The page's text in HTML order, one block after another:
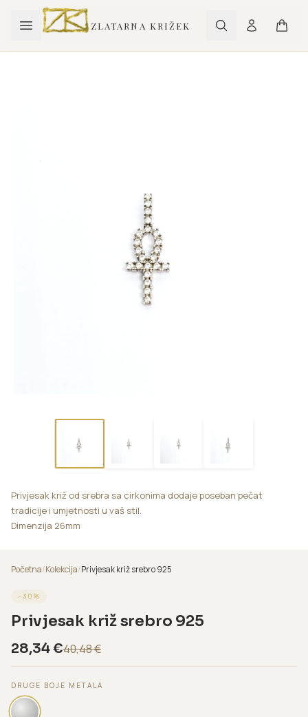
ZLATARNA KRIŽEK
Privjesak križ od srebra sa cirkonima dodaje poseban pečat
tradicije i umjetnosti u vaš stil.
Dimenzija 26mm
Početna/Kolekcija/Privjesak križ srebro 925
−30 %
Privjesak križ srebro 925
28,34€40,48€
DRUGE BOJE METALA